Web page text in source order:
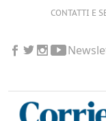
CONTATTI E